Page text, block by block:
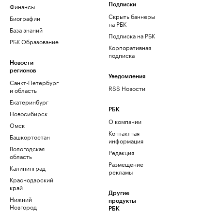
Финансы
Биографии
База знаний
РБК Образование
Новости
регионов
Санкт-Петербург
и область
Екатеринбург
Новосибирск
Омск
Башкортостан
Вологодская
область
Калининград
Краснодарский
край
Нижний
Новгород
Подписки
Скрыть баннеры
на РБК
Подписка на РБК
Корпоративная
подписка
Уведомления
RSS Новости
РБК
О компании
Контактная
информация
Редакция
Размещение
рекламы
Другие
продукты
РБК